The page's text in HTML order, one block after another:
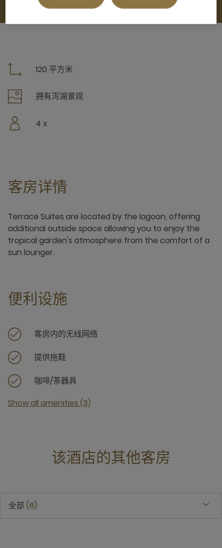
查看可订选项
120 平方米
拥有泻湖景观
4 x
客房详情
Terrace Suites are located by the lagoon, offering
additional outside space allowing you to enjoy the
tropical garden's atmosphere from the comfort of a
sun lounger.
便利设施
客房内的无线网络
提供拖鞋
咖啡/茶器具
Show all amenities (3)
该酒店的其他客房
全部 8